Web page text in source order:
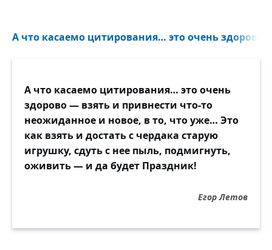
А что касаемо цитирования… это очень здорово
А что касаемо цитирования… это очень
здорово — взять и привнести что-то
неожиданное и новое, в то, что уже… Это
как взять и достать с чердака старую
игрушку, сдуть с нее пыль, подмигнуть,
оживить — и да будет Праздник!
Егор Летов